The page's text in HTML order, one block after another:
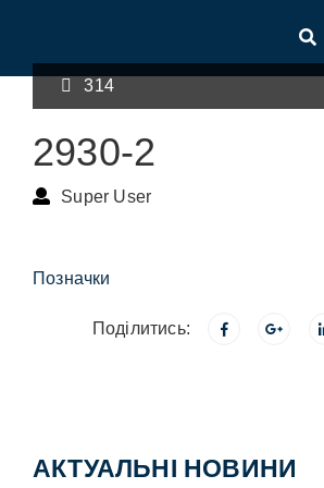
314
2930-2
Super User
Позначки
Поділитись:
АКТУАЛЬНІ НОВИНИ